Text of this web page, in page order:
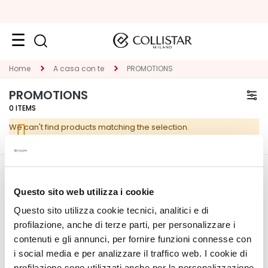
Questo sito web utilizza i cookie
Questo sito utilizza cookie tecnici, analitici e di
profilazione, anche di terze parti, per personalizzare i
contenuti e gli annunci, per fornire funzioni connesse con
i social media e per analizzare il traffico web. I cookie di
Face
C
A
T
E
G
Y
S
p
e
c
Home A casa con te PROMOTIONS
PROMOTIONS
0 ITEMS
We can't find products matching the selection.
Contact
Accessibility Statement
Address Book
My Orders
My Wishlist
My Returns